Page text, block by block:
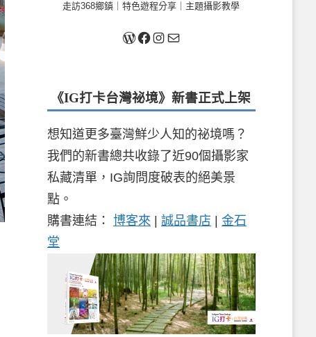
走訪368鄉鎮｜特色遊程分享｜主題攝影教學
關於我 Facebook
Instagram
《IG打卡台灣祕境》新書正式上架
想知道更多臺灣鮮少人知的祕境嗎？
我們的新書總共收錄了近90個攝影家
私藏清單，IG詢問度破表的絕美景
點。
購書連結： 博客來 | 誠品書店 | 金石
堂